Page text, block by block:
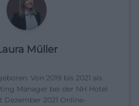
Müller
Von 2019 bis 2021 als
Manager bei der NH Hotel
Dezember 2021 Online-